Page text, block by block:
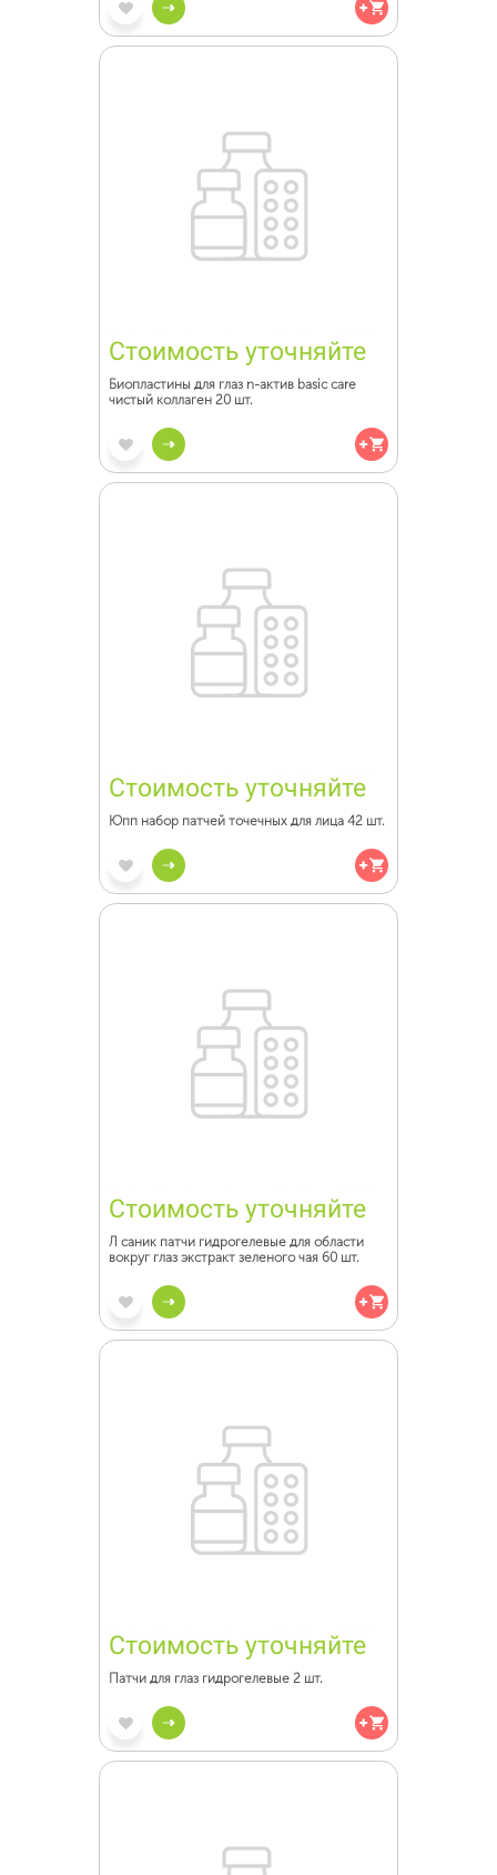
Стоимость уточняйте
Биопластины для глаз n-актив basic care
чистый коллаген 20 шт.
Стоимость уточняйте
Юпп набор патчей точечных для лица 42 шт.
Стоимость уточняйте
Л саник патчи гидрогелевые для области
вокруг глаз экстракт зеленого чая 60 шт.
Стоимость уточняйте
Патчи для глаз гидрогелевые 2 шт.